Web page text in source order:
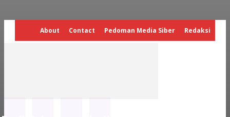
About Contact Pedoman Media Siber Redaksi